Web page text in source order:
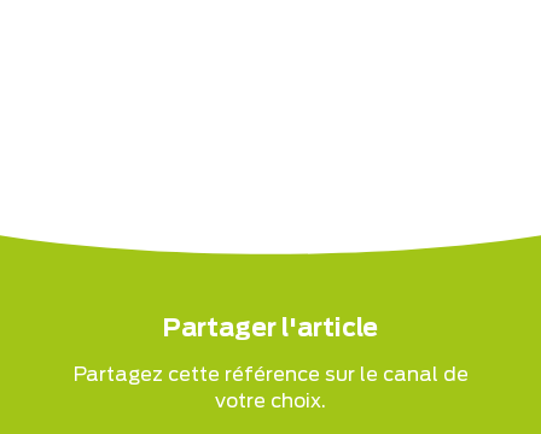
Partager l'article
Partagez cette référence sur le canal de
votre choix.